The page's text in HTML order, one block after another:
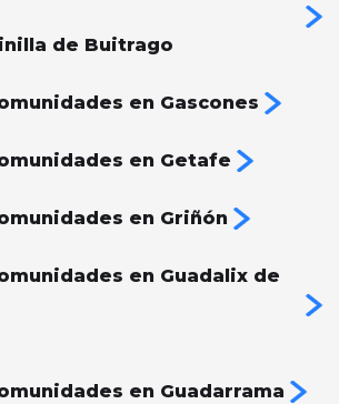
de Buitrago
en Gascones
en Getafe
en Griñón
en Guadalix de
en Guadarrama